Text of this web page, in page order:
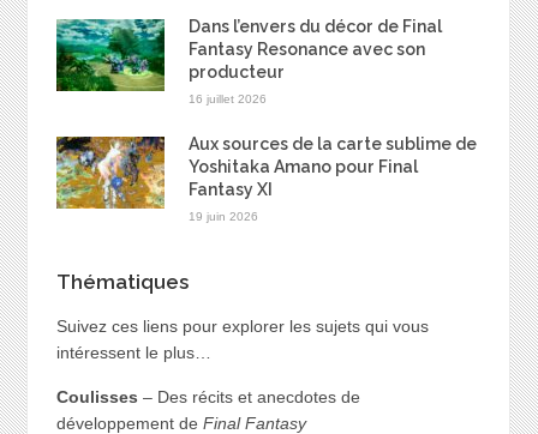
Dans l’envers du décor de Final
Fantasy Resonance avec son
producteur
16 juillet 2026
Aux sources de la carte sublime de
Yoshitaka Amano pour Final
Fantasy XI
19 juin 2026
Thématiques
Suivez ces liens pour explorer les sujets qui vous
intéressent le plus…
Coulisses – Des récits et anecdotes de
développement de Final Fantasy